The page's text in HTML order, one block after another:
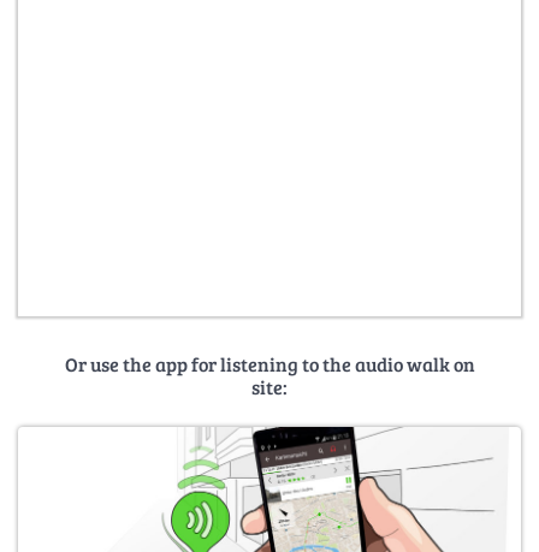
Or use the app for listening to the audio walk on
site: